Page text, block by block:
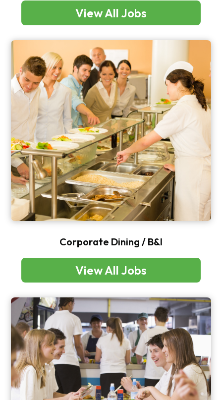
View All Jobs
Corporate Dining / B&I
View All Jobs